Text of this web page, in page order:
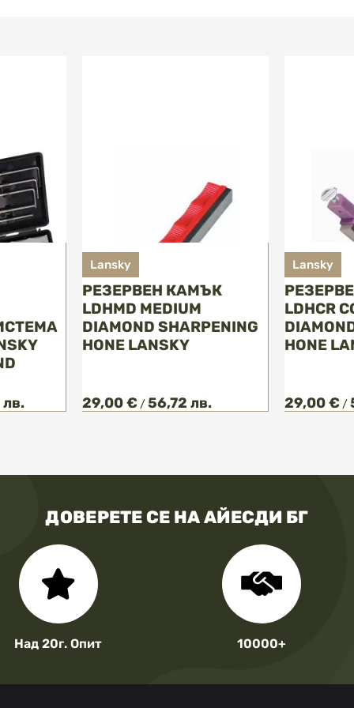
лв.
Lansky
РЕЗЕРВЕН КАМЪК
LDHMD MEDIUM
DIAMOND SHARPENING
HONE LANSKY
29,00 € /56,72 лв.
Lansky
LDHCR
HONE
29,00 € /
ДОВЕРЕТЕ СЕ НА АЙЕСДИ БГ
Над 20г. Опит 10000+